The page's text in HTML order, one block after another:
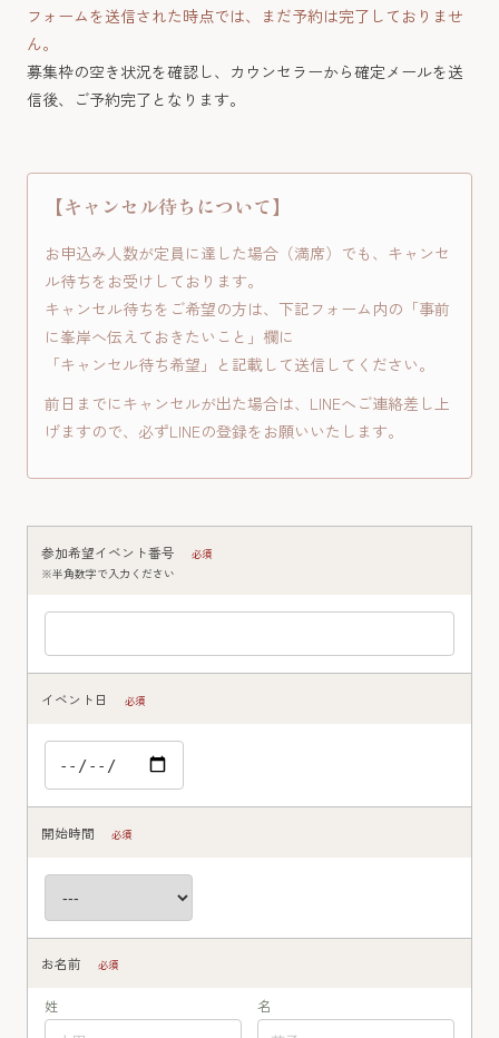
フォームを送信された時点では、まだ予約は完了しておりませ
ん。
募集枠の空き状況を確認し、カウンセラーから確定メールを送
信後、ご予約完了となります。
【キャンセル待ちについて】
お申込み人数が定員に達した場合（満席）でも、キャンセ
ル待ちをお受けしております。
キャンセル待ちをご希望の方は、下記フォーム内の「事前
に峯岸へ伝えておきたいこと」欄に
「キャンセル待ち希望」と記載して送信してください。
前日までにキャンセルが出た場合は、LINEへご連絡差し上
げますので、必ずLINEの登録をお願いいたします。
参加希望イベント番号 必須
※半角数字で入力ください
イベント日 必須
開始時間 必須
お名前 必須